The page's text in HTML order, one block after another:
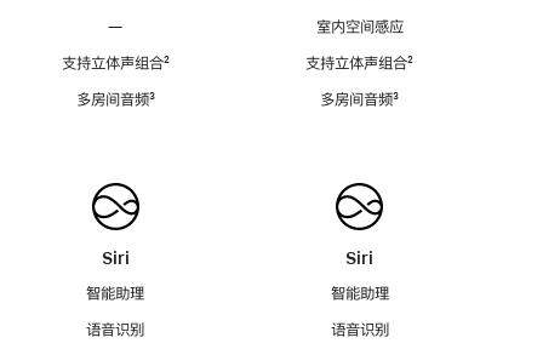
—
支持立体声组合脚
²
多房间音频脚
³
Siri
智能助理
语音识别
室内空间感应
支持立体声组合脚
²
多房间音频脚
³
Siri
智能助理
语音识别